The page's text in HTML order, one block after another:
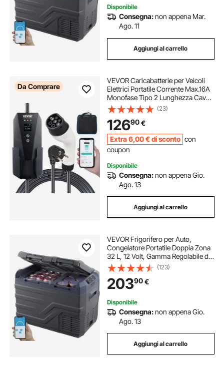
Disponibile
Consegna:non appena Mar.
Ago. 11
Aggiungi al carrello
Da Comprare
VEVOR Caricabatterie per Veicoli
Elettrici Portatile Corrente Max.16A
Monofase Tipo 2 Lunghezza Cavo
8,6m, Caricabatterie EV Portatile
Impermeabilità IP66 Controllo APP
Potenza max. 3,68kW Schermo
LCD
(23)
12690€
Extra 6,00 €di sconto con
coupon
Disponibile
Consegna:non appena Gio.
Ago. 13
Aggiungi al carrello
VEVOR Frigorifero per Auto,
Congelatore Portatile Doppia Zona
32 L, 12 Volt, Gamma Regolabile da
-20 ~ 20 ℃, Dispositivo di
Raffreddamento a Compressore
12/24 V CC e 100-240 V CA per
Campeggio Camper
(123)
20390€
Disponibile
Consegna:non appena Gio.
Ago. 13
Aggiungi al carrello